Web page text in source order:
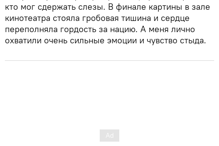
кто мог сдержать слезы. В финале картины в зале
кинотеатра стояла гробовая тишина и сердце
переполняла гордость за нацию. А меня лично
охватили очень сильные эмоции и чувство стыда.